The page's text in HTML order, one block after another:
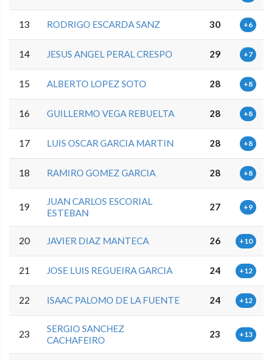
13 RODRIGO ESCARDA SANZ 30 +6
14 JESUS ANGEL PERAL CRESPO 29 +7
15 ALBERTO LOPEZ SOTO 28 +8
16 GUILLERMO VEGA REBUELTA 28 +8
17 LUIS OSCAR GARCIA MARTIN 28 +8
18 RAMIRO GOMEZ GARCIA 28 +8
19
JUAN CARLOS ESCORIAL
ESTEBAN
27 +9
20 JAVIER DIAZ MANTECA 26 +10
21 JOSE LUIS REGUEIRA GARCIA 24 +12
22 ISAAC PALOMO DE LA FUENTE 24 +12
23
SERGIO SANCHEZ
CACHAFEIRO
23 +13